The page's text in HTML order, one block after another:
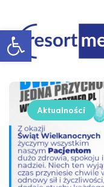
Otwórz pasek narzędzi
Aktualności